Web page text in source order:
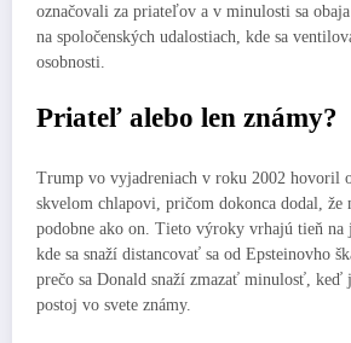
označovali za priateľov a v minulosti sa
na spoločenských udalostiach, kde sa
osobnosti.
Priateľ alebo len známy?
Trump vo vyjadreniach v roku 2002 hovoril
skvelom chlapovi, pričom dokonca dodal, že
podobne ako on. Tieto výroky vrhajú tieň na
kde sa snaží distancovať sa od Epsteinovho
prečo sa Donald snaží zmazať minulosť, keď
postoj vo svete známy.